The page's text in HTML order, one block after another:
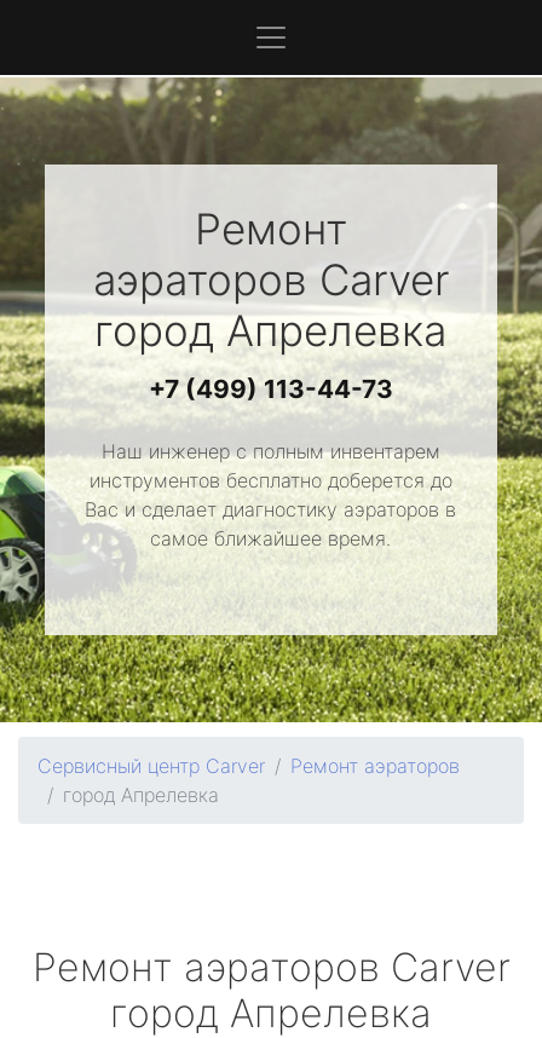
Ремонт
аэраторов Carver
город Апрелевка
+7 (499) 113-44-73
Наш инженер с полным инвентарем
инструментов бесплатно доберется до
Вас и сделает диагностику аэраторов в
самое ближайшее время.
Сервисный центр Carver
Ремонт аэраторов
город Апрелевка
Ремонт аэраторов Carver
город Апрелевка